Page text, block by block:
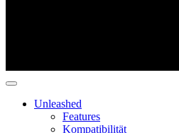
Unleashed
Features
Kompatibilität